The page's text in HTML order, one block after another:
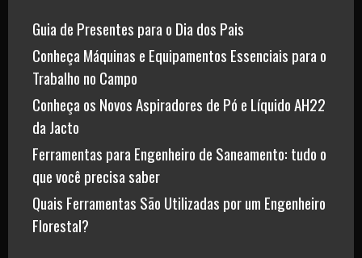
Guia de Presentes para o Dia dos Pais
Conheça Máquinas e Equipamentos Essenciais para o
Trabalho no Campo
Conheça os Novos Aspiradores de Pó e Líquido AH22
da Jacto
Ferramentas para Engenheiro de Saneamento: tudo o
que você precisa saber
Quais Ferramentas São Utilizadas por um Engenheiro
Florestal?